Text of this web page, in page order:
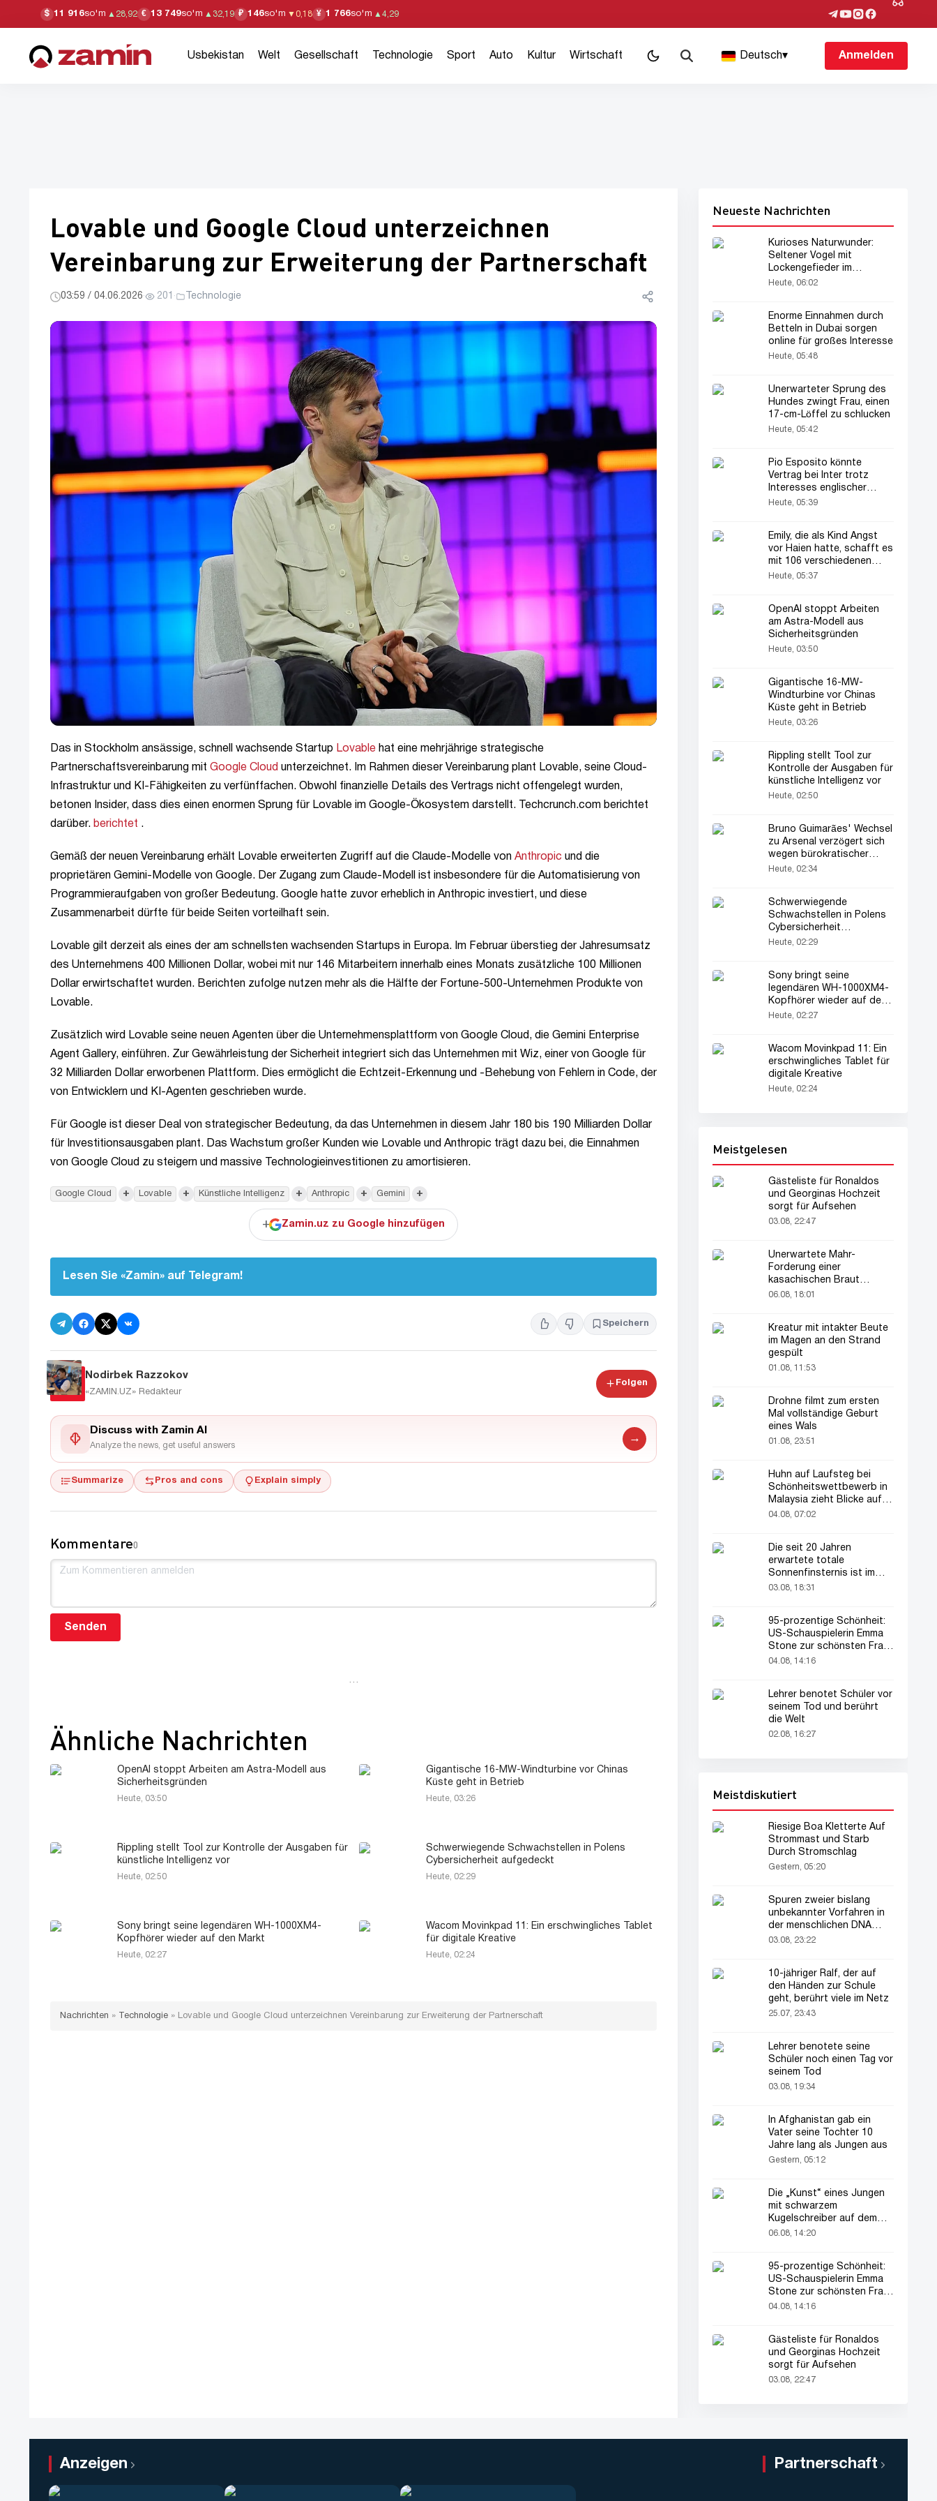
$ 11 916so'm ▲ 28,92 € 13 749so'm ▲ 32,19 ₽ 146so'm ▼ 0,18 ¥ 1 766so'm ▲ 4,29
Usbekistan Welt Gesellschaft Technologie Sport Auto Kultur Wirtschaft Deutsch▾ Anmelden
Lovable und Google Cloud unterzeichnen
Vereinbarung zur Erweiterung der Partnerschaft
03:59 / 04.06.2026· 201 · Technologie
Das in Stockholm ansässige, schnell wachsende Startup Lovable hat eine mehrjährige strategische
Partnerschaftsvereinbarung mit Google Cloud unterzeichnet. Im Rahmen dieser Vereinbarung plant Lovable, seine Cloud-
Infrastruktur und KI-Fähigkeiten zu verfünffachen. Obwohl finanzielle Details des Vertrags nicht offengelegt wurden,
betonen Insider, dass dies einen enormen Sprung für Lovable im Google-Ökosystem darstellt. Techcrunch.com berichtet
darüber. berichtet .
Gemäß der neuen Vereinbarung erhält Lovable erweiterten Zugriff auf die Claude-Modelle von Anthropic und die
proprietären Gemini-Modelle von Google. Der Zugang zum Claude-Modell ist insbesondere für die Automatisierung von
Programmieraufgaben von großer Bedeutung. Google hatte zuvor erheblich in Anthropic investiert, und diese
Zusammenarbeit dürfte für beide Seiten vorteilhaft sein.
Lovable gilt derzeit als eines der am schnellsten wachsenden Startups in Europa. Im Februar überstieg der Jahresumsatz
des Unternehmens 400 Millionen Dollar, wobei mit nur 146 Mitarbeitern innerhalb eines Monats zusätzliche 100 Millionen
Dollar erwirtschaftet wurden. Berichten zufolge nutzen mehr als die Hälfte der Fortune-500-Unternehmen Produkte von
Lovable.
Zusätzlich wird Lovable seine neuen Agenten über die Unternehmensplattform von Google Cloud, die Gemini Enterprise
Agent Gallery, einführen. Zur Gewährleistung der Sicherheit integriert sich das Unternehmen mit Wiz, einer von Google für
32 Milliarden Dollar erworbenen Plattform. Dies ermöglicht die Echtzeit-Erkennung und -Behebung von Fehlern in Code, der
von Entwicklern und KI-Agenten geschrieben wurde.
Für Google ist dieser Deal von strategischer Bedeutung, da das Unternehmen in diesem Jahr 180 bis 190 Milliarden Dollar
für Investitionsausgaben plant. Das Wachstum großer Kunden wie Lovable und Anthropic trägt dazu bei, die Einnahmen
von Google Cloud zu steigern und massive Technologieinvestitionen zu amortisieren.
Google Cloud + Lovable + Künstliche Intelligenz + Anthropic + Gemini +
+ Zamin.uz zu Google hinzufügen
Lesen Sie «Zamin» auf Telegram!
Speichern
Nodirbek Razzokov
«ZAMIN.UZ» Redakteur
Folgen
Discuss with Zamin AI
Analyze the news, get useful answers
→
Summarize Pros and cons Explain simply
Kommentare0
Senden
…
Ähnliche Nachrichten
OpenAI stoppt Arbeiten am Astra-Modell aus
Sicherheitsgründen
Heute, 03:50
Gigantische 16-MW-Windturbine vor Chinas
Küste geht in Betrieb
Heute, 03:26
Rippling stellt Tool zur Kontrolle der Ausgaben für
künstliche Intelligenz vor
Heute, 02:50
Schwerwiegende Schwachstellen in Polens
Cybersicherheit aufgedeckt
Heute, 02:29
Sony bringt seine legendären WH-1000XM4-
Kopfhörer wieder auf den Markt
Heute, 02:27
Wacom Movinkpad 11: Ein erschwingliches Tablet
für digitale Kreative
Heute, 02:24
Nachrichten » Technologie » Lovable und Google Cloud unterzeichnen Vereinbarung zur Erweiterung der Partnerschaft
Neueste Nachrichten
Kurioses Naturwunder:
Seltener Vogel mit
Lockengefieder im
Amazonasgebiet erstaunt
Heute, 06:02
Enorme Einnahmen durch
Betteln in Dubai sorgen
online für großes Interesse
Heute, 05:48
Unerwarteter Sprung des
Hundes zwingt Frau, einen
17-cm-Löffel zu schlucken
Heute, 05:42
Pio Esposito könnte
Vertrag bei Inter trotz
Interesses englischer
Klubs verlängern
Heute, 05:39
Emily, die als Kind Angst
vor Haien hatte, schafft es
mit 106 verschiedenen
Haifisch-Tattoos ins
Heute, 05:37
OpenAI stoppt Arbeiten
am Astra-Modell aus
Sicherheitsgründen
Heute, 03:50
Gigantische 16-MW-
Windturbine vor Chinas
Küste geht in Betrieb
Heute, 03:26
Rippling stellt Tool zur
Kontrolle der Ausgaben für
künstliche Intelligenz vor
Heute, 02:50
Bruno Guimarães' Wechsel
zu Arsenal verzögert sich
wegen bürokratischer
Probleme
Heute, 02:34
Schwerwiegende
Schwachstellen in Polens
Cybersicherheit
aufgedeckt
Heute, 02:29
Sony bringt seine
legendären WH-1000XM4-
Kopfhörer wieder auf den
Markt
Heute, 02:27
Wacom Movinkpad 11: Ein
erschwingliches Tablet für
digitale Kreative
Heute, 02:24
Meistgelesen
Gästeliste für Ronaldos
und Georginas Hochzeit
sorgt für Aufsehen
03.08, 22:47
Unerwartete Mahr-
Forderung einer
kasachischen Braut
verblüfft alle
06.08, 18:01
Kreatur mit intakter Beute
im Magen an den Strand
gespült
01.08, 11:53
Drohne filmt zum ersten
Mal vollständige Geburt
eines Wals
01.08, 23:51
Huhn auf Laufsteg bei
Schönheitswettbewerb in
Malaysia zieht Blicke auf
sich
04.08, 07:02
Die seit 20 Jahren
erwartete totale
Sonnenfinsternis ist im
August zu sehen
03.08, 18:31
95-prozentige Schönheit:
US-Schauspielerin Emma
Stone zur schönsten Frau
der Welt gekürt
04.08, 14:16
Lehrer benotet Schüler vor
seinem Tod und berührt
die Welt
02.08, 16:27
Meistdiskutiert
Riesige Boa Kletterte Auf
Strommast und Starb
Durch Stromschlag
Gestern, 05:20
Spuren zweier bislang
unbekannter Vorfahren in
der menschlichen DNA
entdeckt
03.08, 23:22
10-jähriger Ralf, der auf
den Händen zur Schule
geht, berührt viele im Netz
25.07, 23:43
Lehrer benotete seine
Schüler noch einen Tag vor
seinem Tod
03.08, 19:34
In Afghanistan gab ein
Vater seine Tochter 10
Jahre lang als Jungen aus
Gestern, 05:12
Die „Kunst“ eines Jungen
mit schwarzem
Kugelschreiber auf dem
Pass seines Vaters zieht
06.08, 14:20
95-prozentige Schönheit:
US-Schauspielerin Emma
Stone zur schönsten Frau
der Welt gekürt
04.08, 14:16
Gästeliste für Ronaldos
und Georginas Hochzeit
sorgt für Aufsehen
03.08, 22:47
Anzeigen Partnerschaft